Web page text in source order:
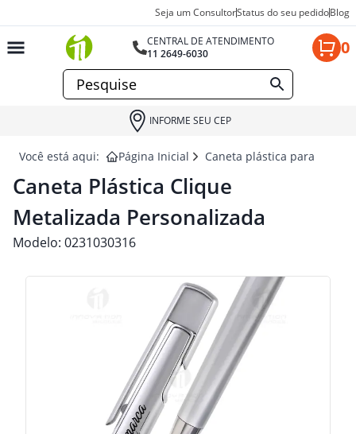
Seja um ConsultorStatus do seu pedidoBlog
CENTRAL DE ATENDIMENTO
11 2649-6030
0
INFORME SEU CEP
Você está aqui: Página Inicial Caneta plástica para
Caneta Plástica Clique
Metalizada Personalizada
Modelo: 0231030316